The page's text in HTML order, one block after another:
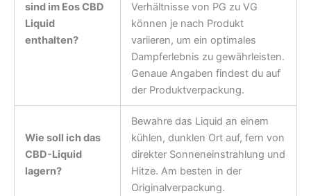
sind im Eos CBD
Liquid
enthalten?
Verhältnisse von PG zu VG
können je nach Produkt
variieren, um ein optimales
Dampferlebnis zu gewährleisten.
Genaue Angaben findest du auf
der Produktverpackung.
Wie soll ich das
CBD-Liquid
lagern?
Bewahre das Liquid an einem
kühlen, dunklen Ort auf, fern von
direkter Sonneneinstrahlung und
Hitze. Am besten in der
Originalverpackung.